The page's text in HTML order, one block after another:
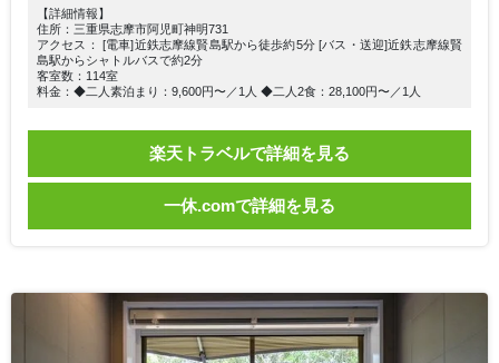
【詳細情報】
住所：三重県志摩市阿児町神明731
アクセス： [電車]近鉄志摩線賢島駅から徒歩約5分 [バス・送迎]近鉄志摩線賢
島駅からシャトルバスで約2分
客室数：114室
料金：◆二人素泊まり：9,600円〜／1人 ◆二人2食：28,100円〜／1人
楽天トラベルで詳細を見る
一休.comで詳細を見る